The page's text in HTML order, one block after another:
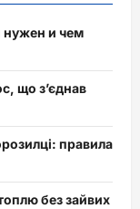
нужен и чем
що з’єднав
правила
без зайвих